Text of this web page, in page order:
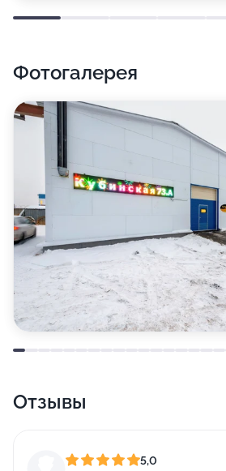
Фотогалерея
Отзывы
5,0